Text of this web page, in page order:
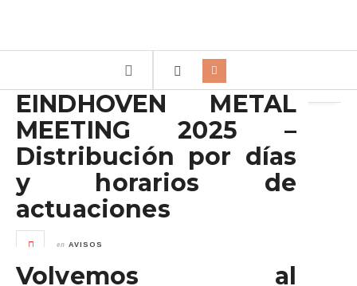
EINDHOVEN METAL
MEETING 2025 –
Distribución por días
y horarios de
actuaciones
en AVISOS
Volvemos al